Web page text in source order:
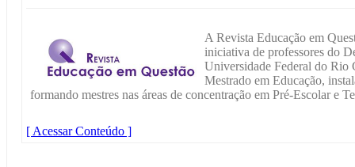
A Revista Educação em
iniciativa de professores do
Universidade Federal do
Mestrado em Educação,
formando mestres nas áreas de concentração em Pré-Escolar e
[ Acessar Conteúdo ]